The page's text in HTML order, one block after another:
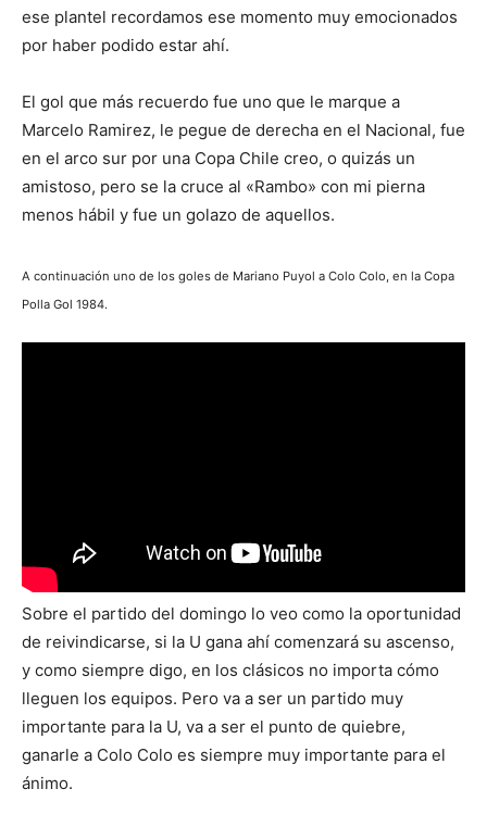
ese plantel recordamos ese momento muy emocionados
por haber podido estar ahí.
El gol que más recuerdo fue uno que le marque a
Marcelo Ramirez, le pegue de derecha en el Nacional, fue
en el arco sur por una Copa Chile creo, o quizás un
amistoso, pero se la cruce al «Rambo» con mi pierna
menos hábil y fue un golazo de aquellos.
A continuación uno de los goles de Mariano Puyol a Colo Colo, en la Copa
Polla Gol 1984.
Sobre el partido del domingo lo veo como la oportunidad
de reivindicarse, si la U gana ahí comenzará su ascenso,
y como siempre digo, en los clásicos no importa cómo
lleguen los equipos. Pero va a ser un partido muy
importante para la U, va a ser el punto de quiebre,
ganarle a Colo Colo es siempre muy importante para el
ánimo.